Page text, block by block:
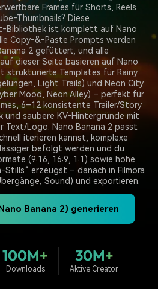
fortgeschrittene
Videobearbeitungsfähigkeiten
DIY-Spezialeffekte
Erfahren Sie, wie Sie einen
Spezialeffekt erzeugen
können
Freunde-werben-
Programm
An Freunde empfehlen,
Belohnungen erhalten
Bewertungen
Finden Sie mehr über Filmora
Nachrichten und
Bewertungen
Affiliate-Programm
Schalten Sie Partnerschaften
auf Unternehmensebene frei
Anmelden
Frames für Shorts, Reels
Diese
ist komplett auf Nano
Copy‑&‑Paste Prompts werden
2 gefüttert, und alle
dieser Seite basieren auf Nano
strukturierte Templates für Rainy
Light Trails) und Neon City
Mood, Neon Alley) – perfekt für
6–12 konsistente Trailer/Story
und saubere KV‑Hintergründe mit
Text/Logo. Nano Banana 2 passt
iterieren kannst, komplexe
befolgt werden und du
(9:16, 16:9, 1:1) sowie hohe
erzeugst – danach in Filmora
Sound) und exportieren.
Banana 2) generieren
100M+
Downloads
30M+
Aktive Creator